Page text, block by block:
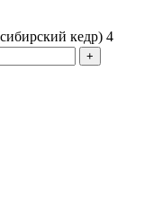
кедр) 4